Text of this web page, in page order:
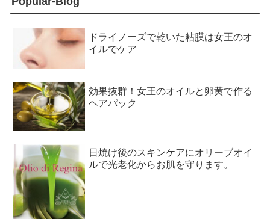
ドライノーズで乾いた粘膜は女王のオ
イルでケア
効果抜群！女王のオイルと卵黄で作る
ヘアパック
日焼け後のスキンケアにオリーブオイ
ルで光老化からお肌を守ります。